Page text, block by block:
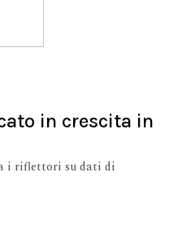
in crescita in
i riflettori su dati di